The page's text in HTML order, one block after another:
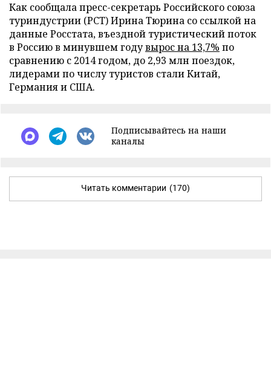
Как сообщала пресс-секретарь Российского союза
туриндустрии (РСТ) Ирина Тюрина со ссылкой на
данные Росстата, въездной туристический поток
в Россию в минувшем годувырос на 13,7% по
сравнению с 2014 годом, до 2,93 млн поездок,
лидерами по числу туристов стали Китай,
Германия и США.
Подписывайтесь на наши
каналы
Читать комментарии (170)